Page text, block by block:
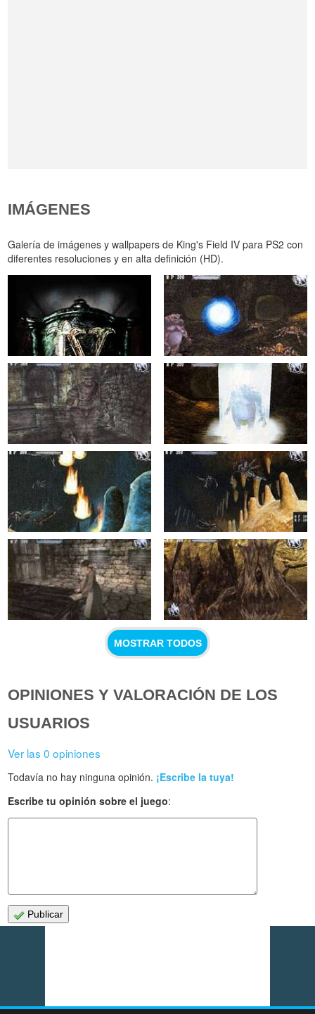
IMÁGENES
Galería de imágenes y wallpapers de King's Field IV para PS2 con
diferentes resoluciones y en alta definición (HD).
MOSTRAR TODOS
OPINIONES Y VALORACIÓN DE LOS
USUARIOS
Ver las 0 opiniones
Todavía no hay ninguna opinión. ¡Escribe la tuya!
Escribe tu opinión sobre el juego:
Publicar